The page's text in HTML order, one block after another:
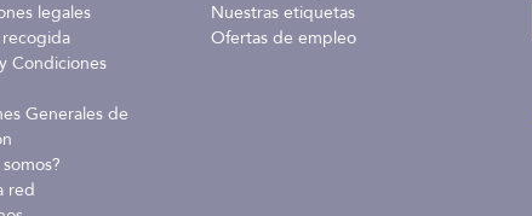
legales
Condiciones
Generales de
red
Nuestras etiquetas
Ofertas de empleo